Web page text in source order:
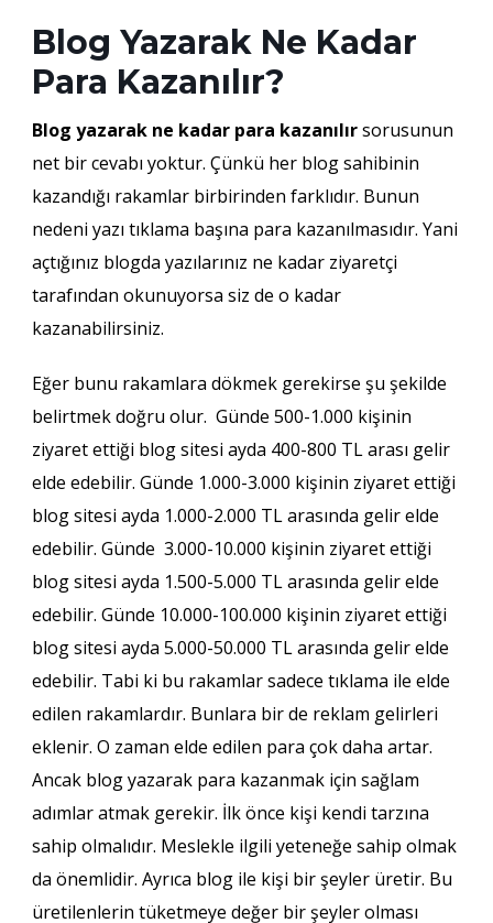
Blog Yazarak Ne Kadar
Para Kazanılır?
Blog yazarak ne kadar para kazanılırsorusunun
net bir cevabı yoktur. Çünkü her blog sahibinin
kazandığı rakamlar birbirinden farklıdır. Bunun
nedeni yazı tıklama başına para kazanılmasıdır. Yani
açtığınız blogda yazılarınız ne kadar ziyaretçi
tarafından okunuyorsa siz de o kadar
kazanabilirsiniz.
Eğer bunu rakamlara dökmek gerekirse şu şekilde
belirtmek doğru olur. Günde 500-1.000 kişinin
ziyaret ettiği blog sitesi ayda 400-800 TL arası gelir
elde edebilir. Günde 1.000-3.000 kişinin ziyaret ettiği
blog sitesi ayda 1.000-2.000 TL arasında gelir elde
edebilir. Günde 3.000-10.000 kişinin ziyaret ettiği
blog sitesi ayda 1.500-5.000 TL arasında gelir elde
edebilir. Günde 10.000-100.000 kişinin ziyaret ettiği
blog sitesi ayda 5.000-50.000 TL arasında gelir elde
edebilir. Tabi ki bu rakamlar sadece tıklama ile elde
edilen rakamlardır. Bunlara bir de reklam gelirleri
eklenir. O zaman elde edilen para çok daha artar.
Ancak blog yazarak para kazanmak için sağlam
adımlar atmak gerekir. İlk önce kişi kendi tarzına
sahip olmalıdır. Meslekle ilgili yeteneğe sahip olmak
da önemlidir. Ayrıca blog ile kişi bir şeyler üretir. Bu
üretilenlerin tüketmeye değer bir şeyler olması